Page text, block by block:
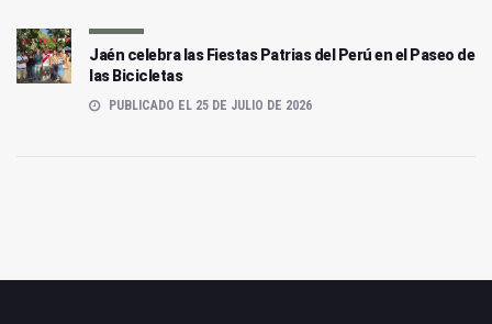
Jaén celebra las Fiestas Patrias del Perú en el Paseo de
las Bicicletas
PUBLICADO EL 25 DE JULIO DE 2026